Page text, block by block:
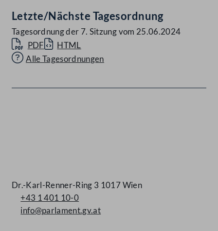
Letzte/Nächste Tagesordnung
Tagesordnung der 7. Sitzung vom 25.06.2024
PDF
HTML
Alle Tagesordnungen
Dr.-Karl-Renner-Ring 3 1017 Wien
+43 1 401 10-0
info@parlament.gv.at